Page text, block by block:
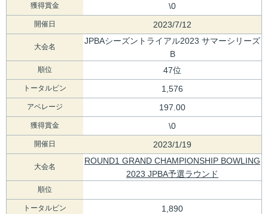
獲得賞金 \0
開催日 2023/7/12
大会名
JPBAシーズントライアル2023 サマーシリーズ
B
順位 47位
トータルピン 1,576
アベレージ 197.00
獲得賞金 \0
開催日 2023/1/19
大会名
ROUND1 GRAND CHAMPIONSHIP BOWLING
2023 JPBA予選ラウンド
順位
トータルピン 1,890